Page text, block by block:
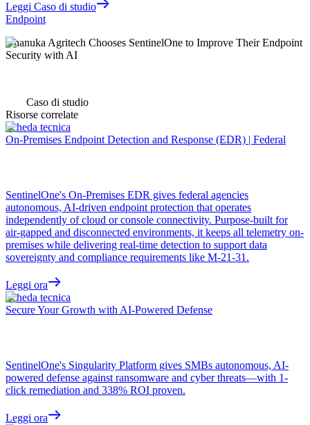
Leggi Caso di studio
Endpoint
Dhanuka Agritech Chooses SentinelOne to Improve Their Endpoint
Security with AI
Caso di studio
Risorse correlate
Scheda tecnica
On-Premises Endpoint Detection and Response (EDR) | Federal
SentinelOne's On-Premises EDR gives federal agencies
autonomous, AI-driven endpoint protection that operates
independently of cloud or console connectivity. Purpose-built for
air-gapped and disconnected environments, it keeps all telemetry on-
premises while delivering real-time detection to support data
sovereignty and compliance requirements like M-21-31.
Leggi ora
Scheda tecnica
Secure Your Growth with AI-Powered Defense
SentinelOne's Singularity Platform gives SMBs autonomous, AI-
powered defense against ransomware and cyber threats—with 1-
click remediation and 338% ROI proven.
Leggi ora